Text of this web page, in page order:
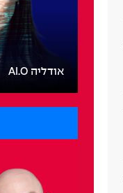
אודליה AI.O